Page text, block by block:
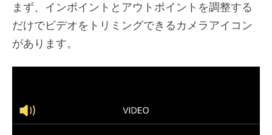
まず、インポイントとアウトポイントを調整する
だけでビデオをトリミングできるカメラアイコン
があります。